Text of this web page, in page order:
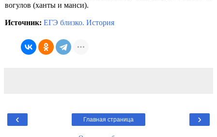
вогулов (ханты и манси).
Источник: ЕГЭ близко. История
‹ ›
Главная страница